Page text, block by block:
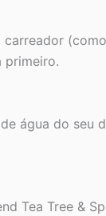
primeiro.
água do
Tea Tree